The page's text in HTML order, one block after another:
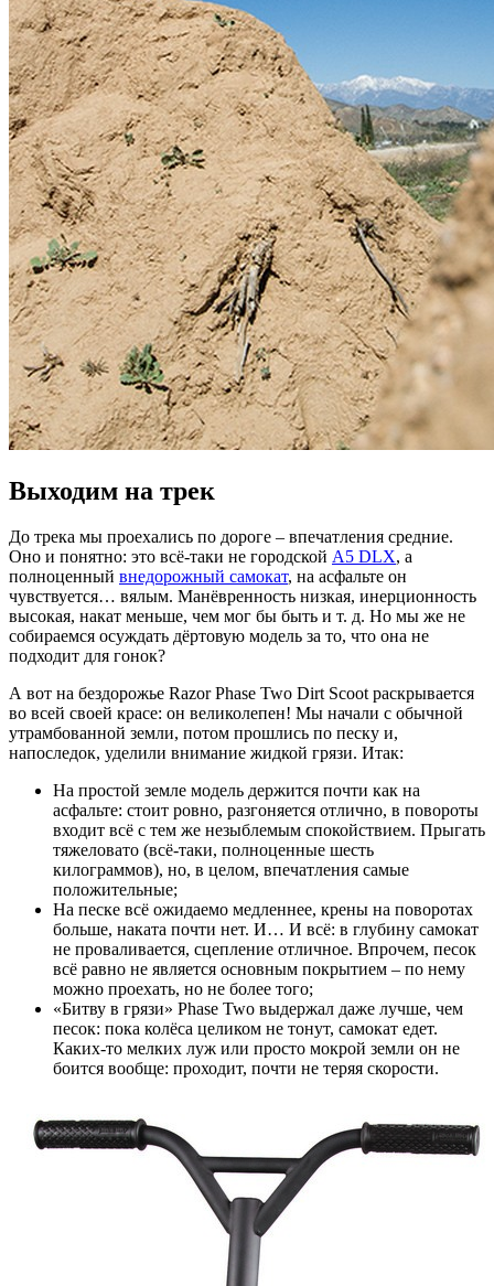
Выходим на трек
До трека мы проехались по дороге – впечатления средние.
Оно и понятно: это всё-таки не городской A5 DLX, а
полноценный внедорожный самокат, на асфальте он
чувствуется… вялым. Манёвренность низкая, инерционность
высокая, накат меньше, чем мог бы быть и т. д. Но мы же не
собираемся осуждать дёртовую модель за то, что она не
подходит для гонок?
А вот на бездорожье Razor Phase Two Dirt Scoot раскрывается
во всей своей красе: он великолепен! Мы начали с обычной
утрамбованной земли, потом прошлись по песку и,
напоследок, уделили внимание жидкой грязи. Итак:
На простой земле модель держится почти как на
асфальте: стоит ровно, разгоняется отлично, в повороты
входит всё с тем же незыблемым спокойствием. Прыгать
тяжеловато (всё-таки, полноценные шесть
килограммов), но, в целом, впечатления самые
положительные;
На песке всё ожидаемо медленнее, крены на поворотах
больше, наката почти нет. И… И всё: в глубину самокат
не проваливается, сцепление отличное. Впрочем, песок
всё равно не является основным покрытием – по нему
можно проехать, но не более того;
«Битву в грязи» Phase Two выдержал даже лучше, чем
песок: пока колёса целиком не тонут, самокат едет.
Каких-то мелких луж или просто мокрой земли он не
боится вообще: проходит, почти не теряя скорости.